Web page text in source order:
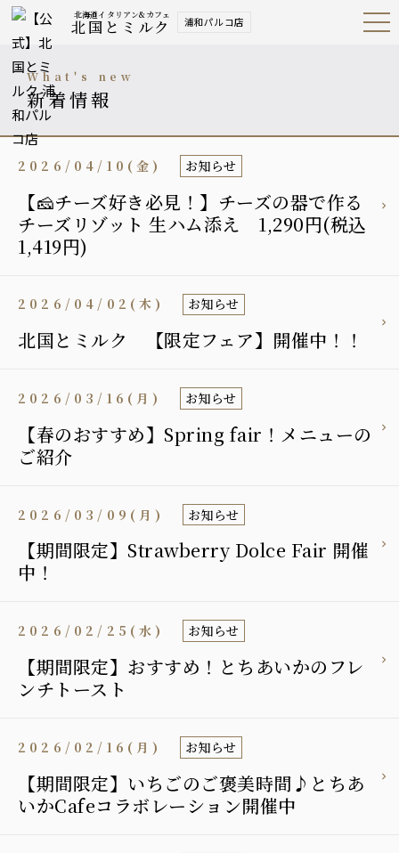
北海道イタリアン&カフェ
北国とミルク 浦和パルコ店 Open
Navig
what's new
新着情報
【🧀チーズ好き必見！】チーズの器で作る
チーズリゾット 生ハム添え 1,290円(税込
1,419円)
2026/04/10(金) お知らせ
北国とミルク 【限定フェア】開催中！！
2026/04/02(木) お知らせ
【春のおすすめ】Spring fair！メニューの
ご紹介
2026/03/16(月) お知らせ
【期間限定】Strawberry Dolce Fair 開催
中！
2026/03/09(月) お知らせ
【期間限定】おすすめ！とちあいかのフレ
ンチトースト
2026/02/25(水) お知らせ
【期間限定】いちごのご褒美時間♪とちあ
いかCafeコラボレーション開催中
2026/02/16(月) お知らせ